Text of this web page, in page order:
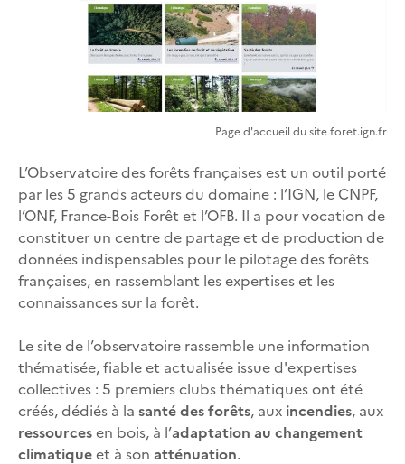
Page d'accueil du site foret.ign.fr
L’Observatoire des forêts françaises est un outil porté
par les 5 grands acteurs du domaine : l’IGN, le CNPF,
l’ONF, France-Bois Forêt et l’OFB. Il a pour vocation de
constituer un centre de partage et de production de
données indispensables pour le pilotage des forêts
françaises, en rassemblant les expertises et les
connaissances sur la forêt.
Le site de l’observatoire rassemble une information
thématisée, fiable et actualisée issue d'expertises
collectives : 5 premiers clubs thématiques ont été
créés, dédiés à la santé des forêts, aux incendies, aux
ressourcesen bois, à l’adaptation au changement
climatiqueet à son atténuation.